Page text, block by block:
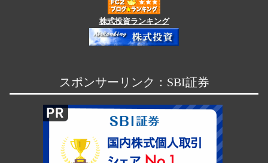
株式投資ランキング
スポンサーリンク：SBI証券